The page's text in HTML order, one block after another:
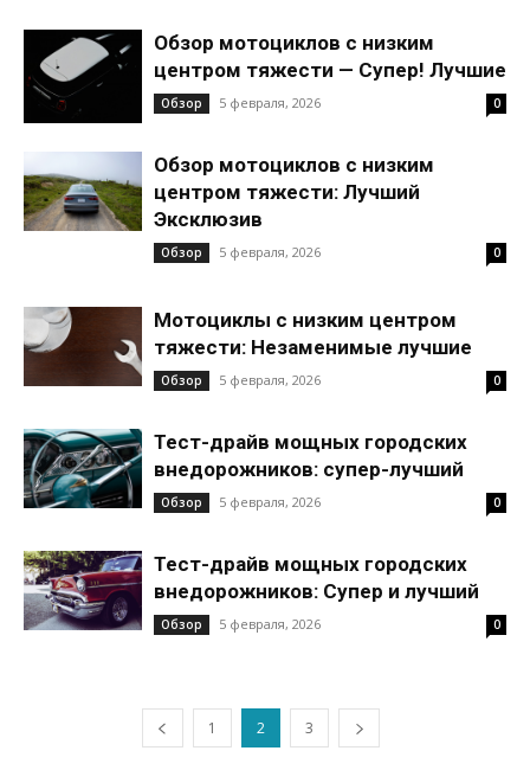
Обзор мотоциклов с низким
центром тяжести — Супер! Лучшие
Обзор 5 февраля, 2026 0
Обзор мотоциклов с низким
центром тяжести: Лучший
Эксклюзив
Обзор 5 февраля, 2026 0
Мотоциклы с низким центром
тяжести: Незаменимые лучшие
Обзор 5 февраля, 2026 0
Тест-драйв мощных городских
внедорожников: супер-лучший
Обзор 5 февраля, 2026 0
Тест-драйв мощных городских
внедорожников: Супер и лучший
Обзор 5 февраля, 2026 0
1 2 3